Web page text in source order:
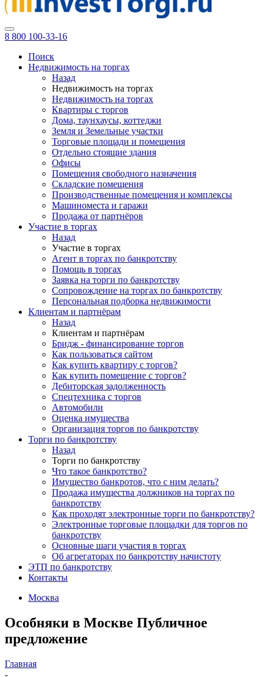
8 800 100-33-16
Поиск
Недвижимость на торгах
Назад
Недвижимость на торгах
Недвижимость на торгах
Квартиры с торгов
Дома, таунхаусы, коттеджи
Земля и Земельные участки
Торговые площади и помещения
Отдельно стоящие здания
Офисы
Помещения свободного назначения
Складские помещения
Производственные помещения и комплексы
Машиноместа и гаражи
Продажа от партнёров
Участие в торгах
Назад
Участие в торгах
Агент в торгах по банкротству
Помощь в торгах
Заявка на торги по банкротству
Сопровождение на торгах по банкротству
Персональная подборка недвижимости
Клиентам и партнёрам
Назад
Клиентам и партнёрам
Бридж - финансирование торгов
Как пользоваться сайтом
Как купить квартиру с торгов?
Как купить помещение с торгов?
Дебиторская задолженность
Спецтехника с торгов
Автомобили
Оценка имущества
Организация торгов по банкротству
Торги по банкротству
Назад
Торги по банкротству
Что такое банкротство?
Имущество банкротов, что с ним делать?
Продажа имущества должников на торгах по
банкротству
Как проходят электронные торги по банкротству?
Электронные торговые площадки для торгов по
банкротству
Основные шаги участия в торгах
Об агрегаторах по банкротству начистоту
ЭТП по банкротству
Контакты
Москва
Особняки в Москве Публичное
предложение
Главная
-